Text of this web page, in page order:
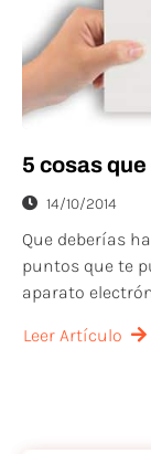
5 cosas
14/10/2014
Que deberías
puntos que te
aparato
Leer Artículo